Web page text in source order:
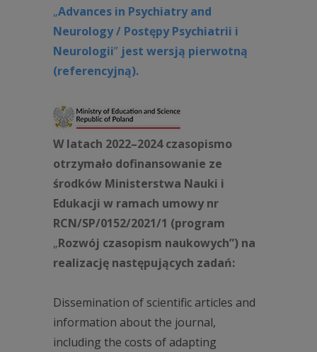
„Advances in Psychiatry and
Neurology / Postępy Psychiatrii i
Neurologii” jest wersją pierwotną
(referencyjną).
W latach 2022–2024 czasopismo
otrzymało dofinansowanie ze
środków Ministerstwa Nauki i
Edukacji w ramach umowy nr
RCN/SP/0152/2021/1 (program
„Rozwój czasopism naukowych”) na
realizację następujących zadań:
Dissemination of scientific articles and
information about the journal,
including the costs of adapting